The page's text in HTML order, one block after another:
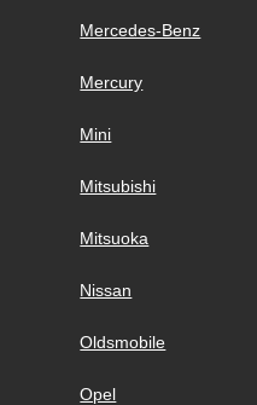
Mercedes-Benz
Mercury
Mini
Mitsubishi
Mitsuoka
Nissan
Oldsmobile
Opel